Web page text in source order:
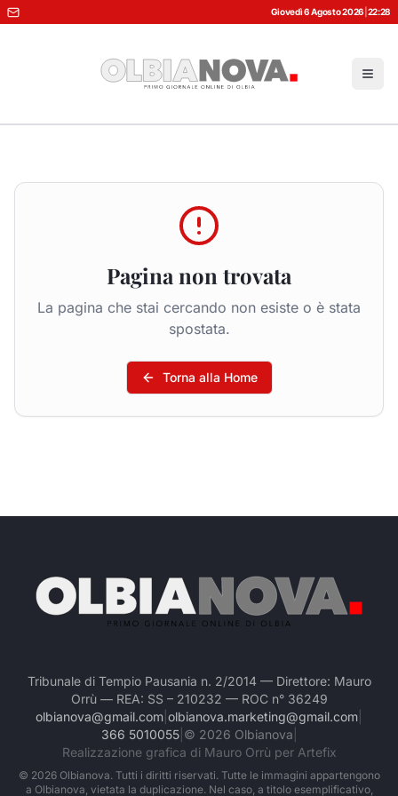
Giovedì 6 Agosto 2026 22:28
Pagina non trovata
La pagina che stai cercando non esiste o è stata
spostata.
Torna alla Home
Tribunale di Tempio Pausania n. 2/2014 — Direttore: Mauro
Orrù — REA: SS – 210232 — ROC n° 36249
olbianova@gmail.com olbianova.marketing@gmail.com
366 5010055| © 2026 Olbianova
Realizzazione grafica di Mauro Orrù per Artefix
© 2026Olbianova. Tutti i diritti riservati. Tutte le immagini appartengono
a Olbianova, vietata la duplicazione. Nel caso, a titolo esemplificativo,